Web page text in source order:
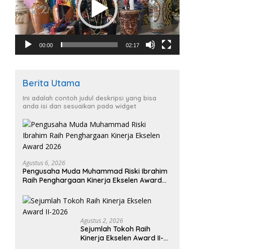
00:00 02:17
Berita Utama
Ini adalah contoh judul deskripsi yang bisa
anda isi dan sesuaikan pada widget
Agustus 6, 2026
Pengusaha Muda Muhammad Riski Ibrahim
Raih Penghargaan Kinerja Ekselen Award
Agustus 2, 2026
Sejumlah Tokoh Raih
Kinerja Ekselen Award II-